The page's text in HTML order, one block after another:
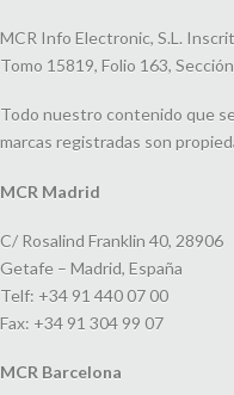
MCR Info Electronic, S.L.
Tomo 15819, Folio 163,
Todo nuestro contenido que
marcas registradas son
MCR Madrid
C/ Rosalind Franklin 40, 28906
Getafe – Madrid, España
Telf: +34 91 440 07 00
Fax: +34 91 304 99 07
MCR Barcelona